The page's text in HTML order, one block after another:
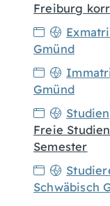
Freiburg
Gmünd
Gmünd
Freie
Semester
Schwäbisch